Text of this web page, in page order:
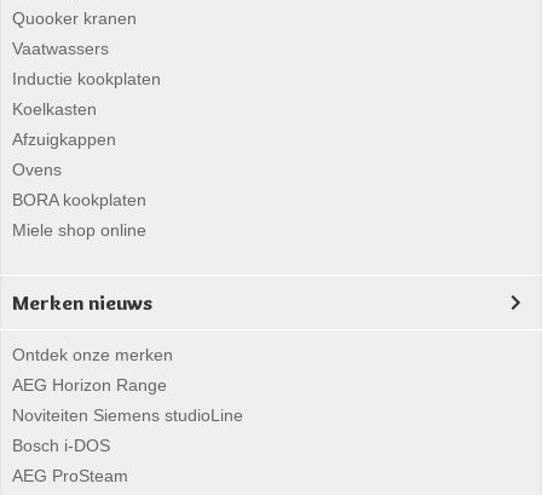
Quooker kranen
Vaatwassers
Inductie kookplaten
Koelkasten
Afzuigkappen
Ovens
BORA kookplaten
Miele shop online
Merken nieuws
Ontdek onze merken
AEG Horizon Range
Noviteiten Siemens studioLine
Bosch i-DOS
AEG ProSteam